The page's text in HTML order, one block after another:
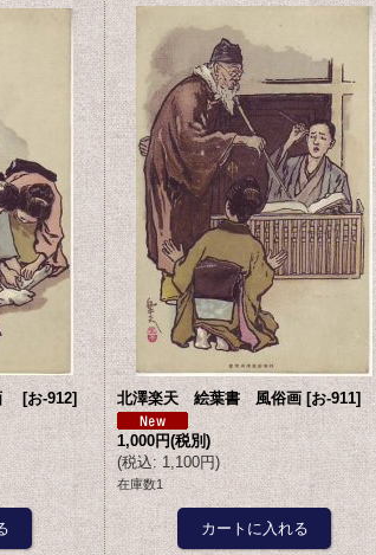
[お-912] 北澤楽天 絵葉書 風俗画 [お-911]
1,000円(税別)
(税込: 1,100円)
在庫数1